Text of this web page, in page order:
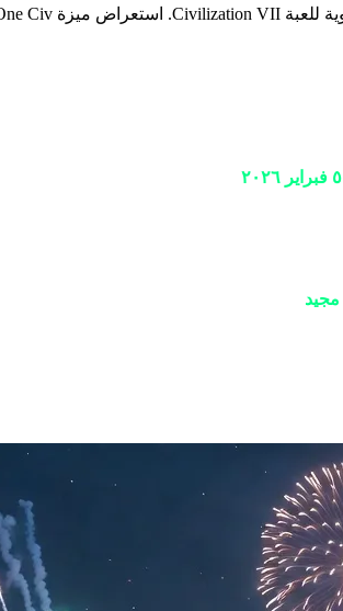
٥ فبراير ٢٠٢٦
مجيد